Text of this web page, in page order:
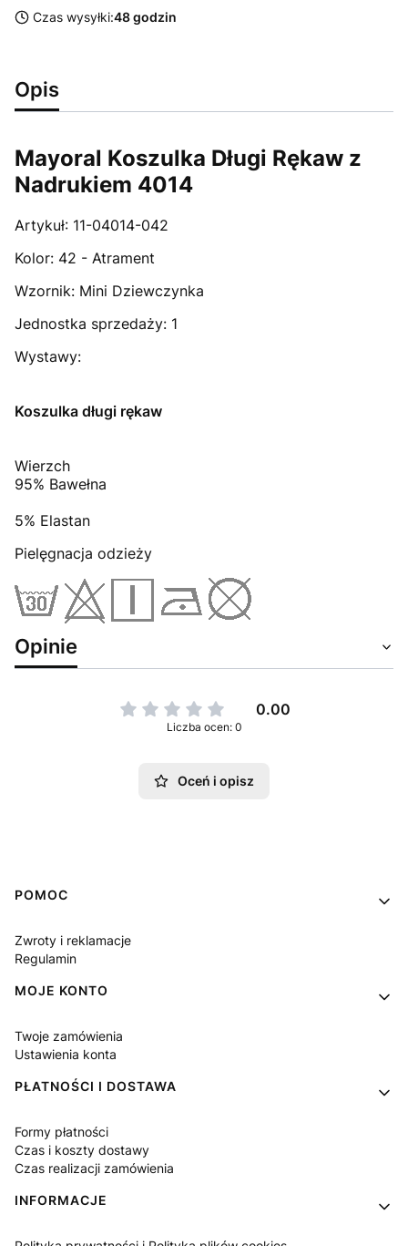
Czas wysyłki:48 godzin
Opis
Mayoral Koszulka Długi Rękaw z
Nadrukiem 4014
Artykuł: 11-04014-042
Kolor: 42 - Atrament
Wzornik: Mini Dziewczynka
Jednostka sprzedaży: 1
Wystawy:
Koszulka długi rękaw
Wierzch
95% Bawełna
5% Elastan
Pielęgnacja odzieży
Opinie
0.00
Liczba ocen: 0
Oceń i opisz
Linki w stopce
POMOC
Zwroty i reklamacje
Regulamin
MOJE KONTO
Twoje zamówienia
Ustawienia konta
PŁATNOŚCI I DOSTAWA
Formy płatności
Czas i koszty dostawy
Czas realizacji zamówienia
INFORMACJE